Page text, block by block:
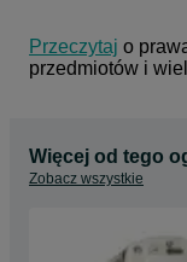
Przeczytaj o
przedmiotów i
Więcej od tego
Zobacz wszystkie